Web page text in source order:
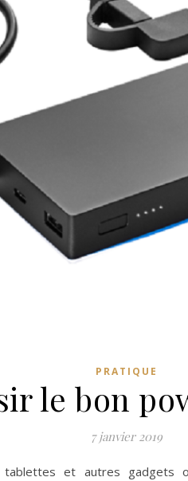
PRATIQUE
le bon
7 janvier 2019
et autres gadgets